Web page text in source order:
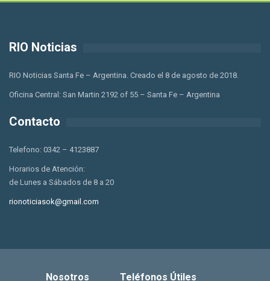
RIO Noticias
RIO Noticias Santa Fe – Argentina. Creado el 8 de agosto de 2018.
Oficina Central: San Martin 2192 of 55 – Santa Fe – Argentina
Contacto
Telefono: 0342 – 4123887
Horarios de Atención:
de Lunes a Sábados de 8 a 20
rionoticiasok@gmail.com
Nosotros Teléfonos Útiles